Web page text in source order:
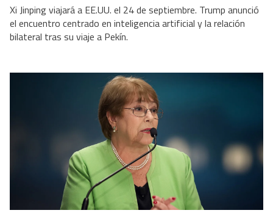
Xi Jinping viajará a EE.UU. el 24 de septiembre. Trump anunció
el encuentro centrado en inteligencia artificial y la relación
bilateral tras su viaje a Pekín.